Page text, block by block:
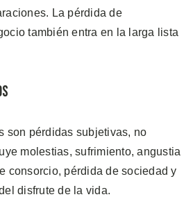
La pérdida de
también entra en la larga lista
son pérdidas subjetivas, no
molestias, sufrimiento, angustia
consorcio, pérdida de sociedad y
disfrute de la vida.